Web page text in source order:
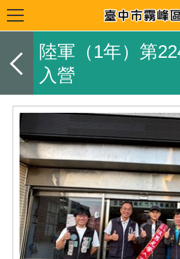
陸軍（1年）第
入營